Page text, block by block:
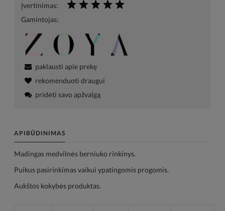
Įvertinimas:
Gamintojas:
paklausti apie prekę
rekomenduoti draugui
pridėti savo apžvalgą
APIBŪDINIMAS
Madingas medvilnės berniuko rinkinys.
Puikus pasirinkimas vaikui ypatingomis progomis.
Aukštos kokybės produktas.